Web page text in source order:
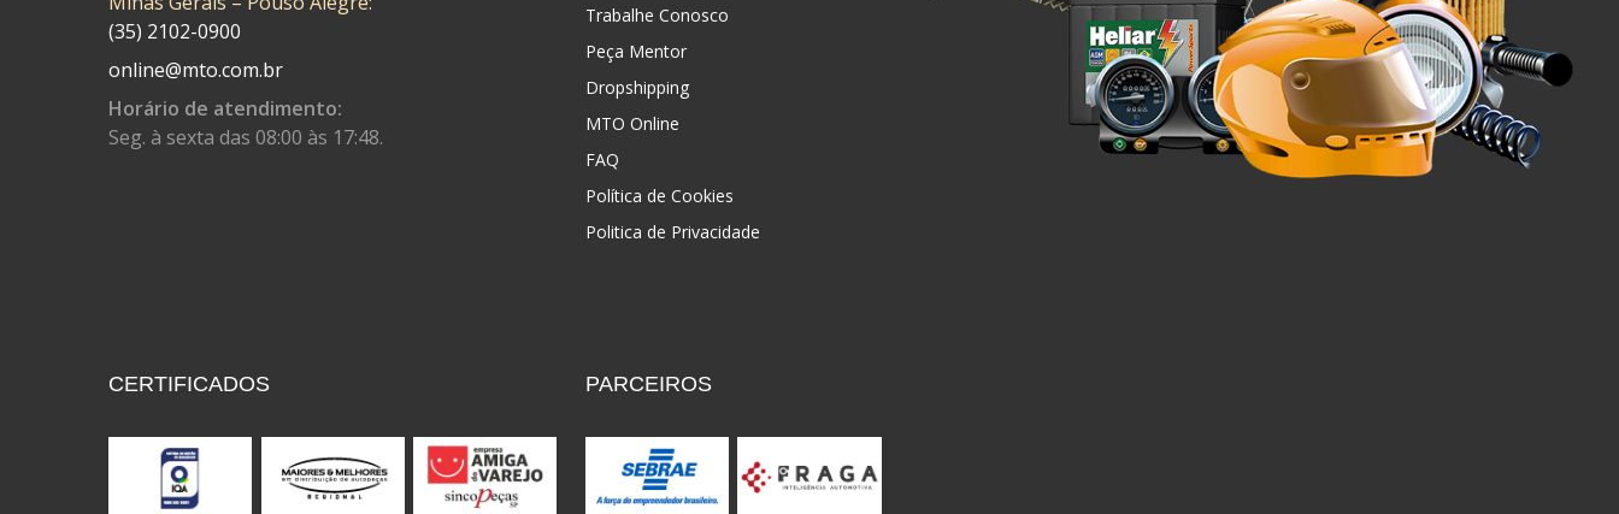
CONTROL FLEX (92)
CPL IMPORT
DANIDREA (160)
DIVERSOS
DOMINATOR (64)
(35) 2102-0900
online@mto.com.br
Horário de atendimento:
Seg. à sexta das 08:00 às 17:48.
Trabalhe Conosco
Peça Mentor
Dropshipping
MTO Online
FAQ
Política de Cookies
Politica de Privacidade
CERTIFICADOS PARCEIROS